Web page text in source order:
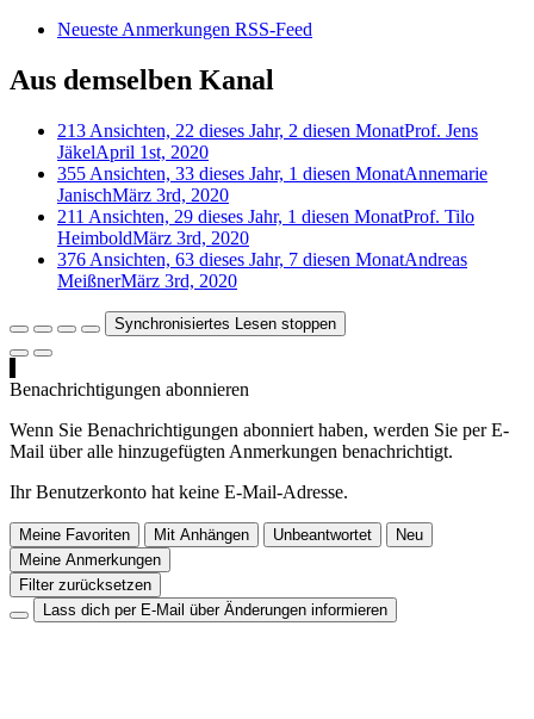
Neueste Anmerkungen RSS-Feed
Aus demselben Kanal
213 Ansichten, 22 dieses Jahr, 2 diesen MonatProf. Jens
JäkelApril 1st, 2020
355 Ansichten, 33 dieses Jahr, 1 diesen MonatAnnemarie
JanischMärz 3rd, 2020
211 Ansichten, 29 dieses Jahr, 1 diesen MonatProf. Tilo
HeimboldMärz 3rd, 2020
376 Ansichten, 63 dieses Jahr, 7 diesen MonatAndreas
MeißnerMärz 3rd, 2020
Synchronisiertes Lesen stoppen
Benachrichtigungen abonnieren
Wenn Sie Benachrichtigungen abonniert haben, werden Sie per E-
Mail über alle hinzugefügten Anmerkungen benachrichtigt.
Ihr Benutzerkonto hat keine E-Mail-Adresse.
Meine Favoriten Mit Anhängen Unbeantwortet
Neu
Meine Anmerkungen
Filter zurücksetzen
Lass dich per E-Mail über Änderungen informieren